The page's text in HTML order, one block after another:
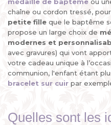
chaîne ou cordon tressé,
petite fille que le baptême
propose un large choix de
modernes et
avec gravures) qui vont
votre cadeau unique à
communion, l'enfant étant
bracelet sur cuir par
Quelles sont les